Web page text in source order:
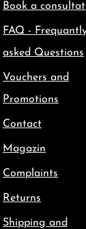
Book a
FAQ -
asked Questions
Vouchers and
Promotions
Contact
Magazin
Complaints
Returns
Shipping and